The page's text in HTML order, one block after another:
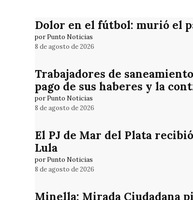
Dolor en el fútbol: murió el
por Punto Noticias
8 de agosto de 2026
Trabajadores de
pago de sus haberes y la
por Punto Noticias
8 de agosto de 2026
El PJ de Mar del Plata
Lula
por Punto Noticias
8 de agosto de 2026
Minella: Mirada Ciudadana